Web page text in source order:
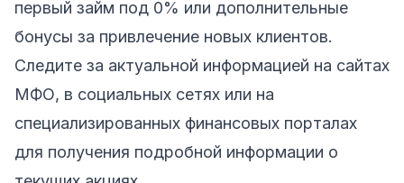
первый займ под 0% или дополнительные
бонусы за привлечение новых клиентов.
Следите за актуальной информацией на сайтах
МФО, в социальных сетях или на
специализированных финансовых порталах
для получения подробной информации о